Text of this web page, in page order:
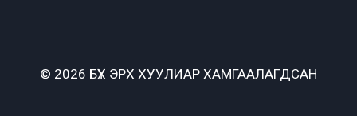
© 2026 БҮХ ЭРХ ХУУЛИАР ХАМГААЛАГДСАН